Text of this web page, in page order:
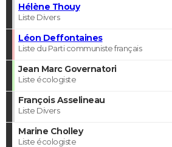
Hélène Thouy
Liste Divers
Léon Deffontaines
Liste du Parti communiste français
Jean Marc Governatori
Liste écologiste
François Asselineau
Liste Divers
Marine Cholley
Liste écologiste